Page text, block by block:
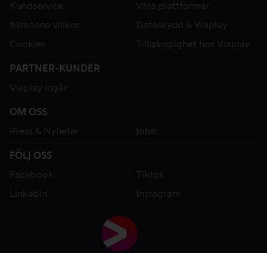
Kundservice
Våra plattformar
Allmänna villkor
Dataskydd & Viaplay
Cookies
Tillgänglighet hos Viaplay
PARTNER-KUNDER
Viaplay ingår
OM OSS
Press & Nyheter
Jobb
FÖLJ OSS
Facebook
Tiktok
LinkedIn
Instagram